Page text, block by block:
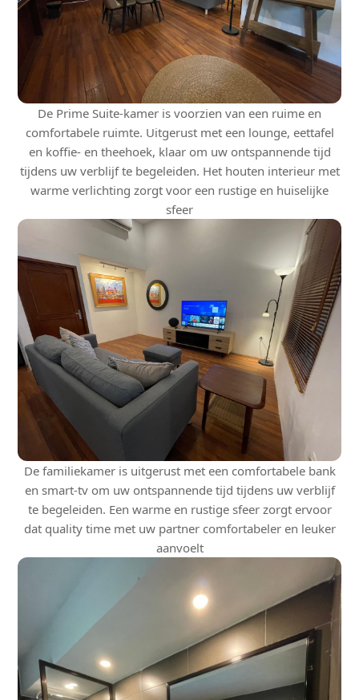
De Prime Suite-kamer is voorzien van een ruime en
comfortabele ruimte. Uitgerust met een lounge, eettafel
en koffie- en theehoek, klaar om uw ontspannende tijd
tijdens uw verblijf te begeleiden. Het houten interieur met
warme verlichting zorgt voor een rustige en huiselijke
sfeer
De familiekamer is uitgerust met een comfortabele bank
en smart-tv om uw ontspannende tijd tijdens uw verblijf
te begeleiden. Een warme en rustige sfeer zorgt ervoor
dat quality time met uw partner comfortabeler en leuker
aanvoelt